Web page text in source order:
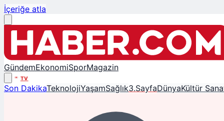
İçeriğe atla
GündemEkonomiSporMagazin
TV
Son DakikaTeknolojiYaşamSağlık3.SayfaDünyaKültür